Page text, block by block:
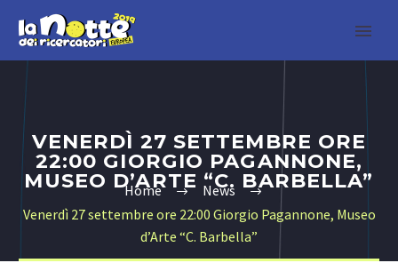
VENERDÌ 27 SETTEMBRE ORE
22:00 GIORGIO PAGANNONE,
MUSEO D’ARTE “C. BARBELLA”
Home
News
Venerdì 27 settembre ore 22:00 Giorgio Pagannone, Museo
d’Arte “C. Barbella”